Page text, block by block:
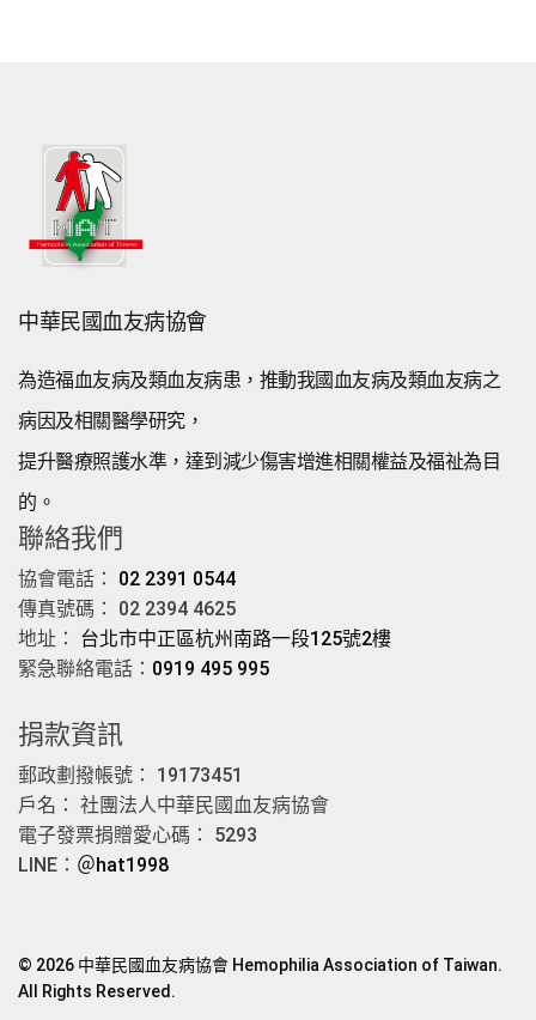
中華民國血友病協會
為造福血友病及類血友病患，推動我國血友病及類血友病之
病因及相關醫學研究，
提升醫療照護水準，達到減少傷害增進相關權益及福祉為目
的。
聯絡我們
協會電話： 02 2391 0544
傳真號碼： 02 2394 4625
地址： 台北市中正區杭州南路一段125號2樓
緊急聯絡電話： 0919 495 995
捐款資訊
郵政劃撥帳號： 19173451
戶名： 社團法人中華民國血友病協會
電子發票捐贈愛心碼： 5293
LINE： ＠hat1998
© 2026 中華民國血友病協會 Hemophilia Association of Taiwan.
All Rights Reserved.